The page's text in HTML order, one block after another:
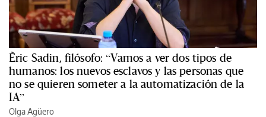
Èric Sadin, filósofo: “Vamos a ver dos tipos de
humanos: los nuevos esclavos y las personas que
no se quieren someter a la automatización de la
IA”
Olga Agüero